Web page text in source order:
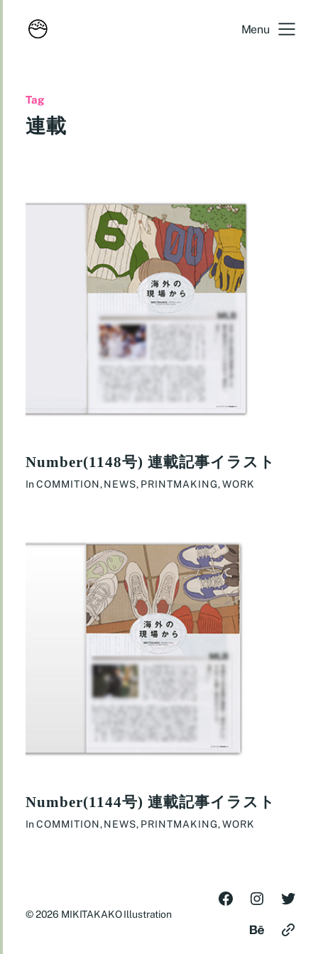
Menu
Tag
連載
Number(1148号) 連載記事イラスト
InCOMMITION,NEWS, PRINTMAKING,WORK
Number(1144号) 連載記事イラスト
InCOMMITION,NEWS, PRINTMAKING,WORK
© 2026 MIKITAKAKO Illustration